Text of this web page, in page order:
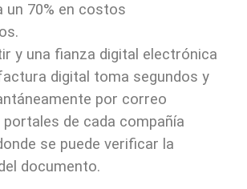
un 70% en costos
y una fianza digital electrónica
digital toma segundos y
por correo
de cada compañía
se puede verificar la
documento.